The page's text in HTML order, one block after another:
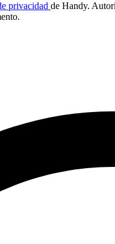
privacidad de Handy.